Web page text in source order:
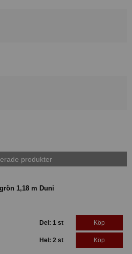
produkter
1,18 m Duni
Del: 1 st Köp
Hel: 2 st Köp